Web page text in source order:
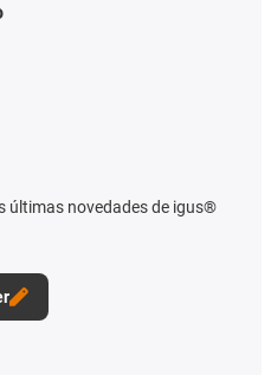
últimas novedades de igus®